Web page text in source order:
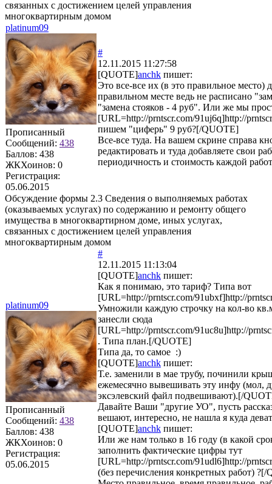
связанных с достижением целей управления
многоквартирным домом
platinum09
Прописанный
Сообщений: 438
Баллов: 438
ЖКХоинов: 0
Регистрация:
05.06.2015
#
12.11.2015 11:27:58
[QUOTE]anchk пишет:
Это все-все их (в это правильное место)
правильном месте ведь не расписано
"замена стояков - 4 руб". Или же мы
[URL=http://prntscr.com/91uj6q]http://
пишем "циферь" 9 руб?[/QUOTE]
Все-все туда. На вашем скрине справа
редактировать и туда добавляете свои
периодичность и стоимость каждой
Обсуждение формы 2.3 Сведения о выполняемых работах
(оказываемых услугах) по содержанию и ремонту общего
имущества в многоквартирном доме, иных услугах,
связанных с достижением целей управления
многоквартирным домом
platinum09
Прописанный
Сообщений: 438
Баллов: 438
ЖКХоинов: 0
Регистрация:
05.06.2015
#
12.11.2015 11:13:04
[QUOTE]anchk пишет:
Как я понимаю, это тариф? Типа вот
[URL=http://prntscr.com/91ubxf]http://
Умножили каждую строчку на кол-во
занесли сюда
[URL=http://prntscr.com/91uc8u]http://
. Типа план.[/QUOTE]
Типа да, то самое :)
[QUOTE]anchk пишет:
Т.е. заменили в мае трубу, починили
ежемесячно вывешивать эту инфу (мол,
эксэлевский файл подвешивают).[/
Давайте Ваши "другие УО", пусть
вешают, интересно, не нашла я куда
[QUOTE]anchk пишет:
Или же нам только в 16 году (в какой
заполнить фактические цифры тут
[URL=http://prntscr.com/91udl6]http://
(без перечисления конкретных работ)